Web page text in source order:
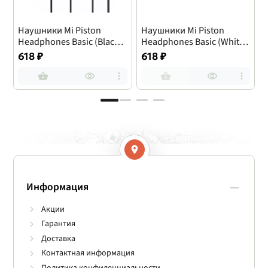
Наушники Mi Piston
Headphones Basic (Black)
ZBW4354TY
618 ₽
Наушники Mi Piston
Headphones Basic (White)
ZBW4354TY
618 ₽
Информация
Акции
Гарантия
Доставка
Контактная информация